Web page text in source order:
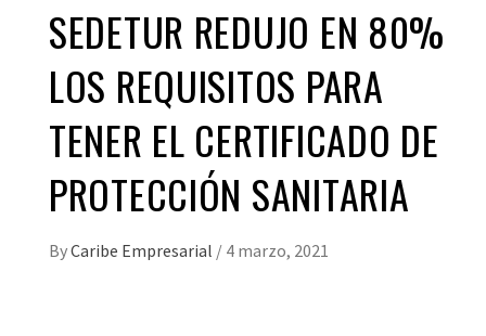
SEDETUR REDUJO EN 80%
LOS REQUISITOS PARA
TENER EL CERTIFICADO DE
PROTECCIÓN SANITARIA
ByCaribe Empresarial / 4 marzo, 2021